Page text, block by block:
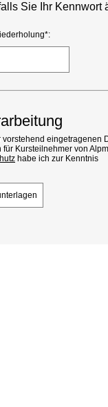
Sie Ihr Kennwort
eingetragenen
Kursteilnehmer von
habe ich zur Kenntnis